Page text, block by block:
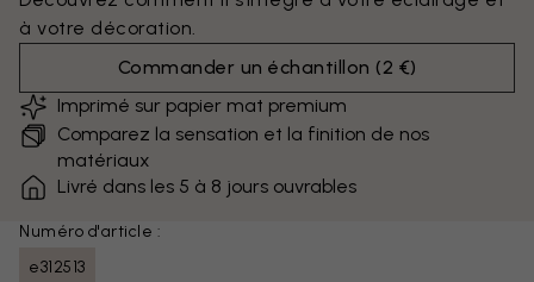
à votre décoration.
Commander un échantillon (2 €)
Imprimé sur papier mat premium
Comparez la sensation et la finition de nos
matériaux
Livré dans les 5 à 8 jours ouvrables
Numéro d'article :
e312513